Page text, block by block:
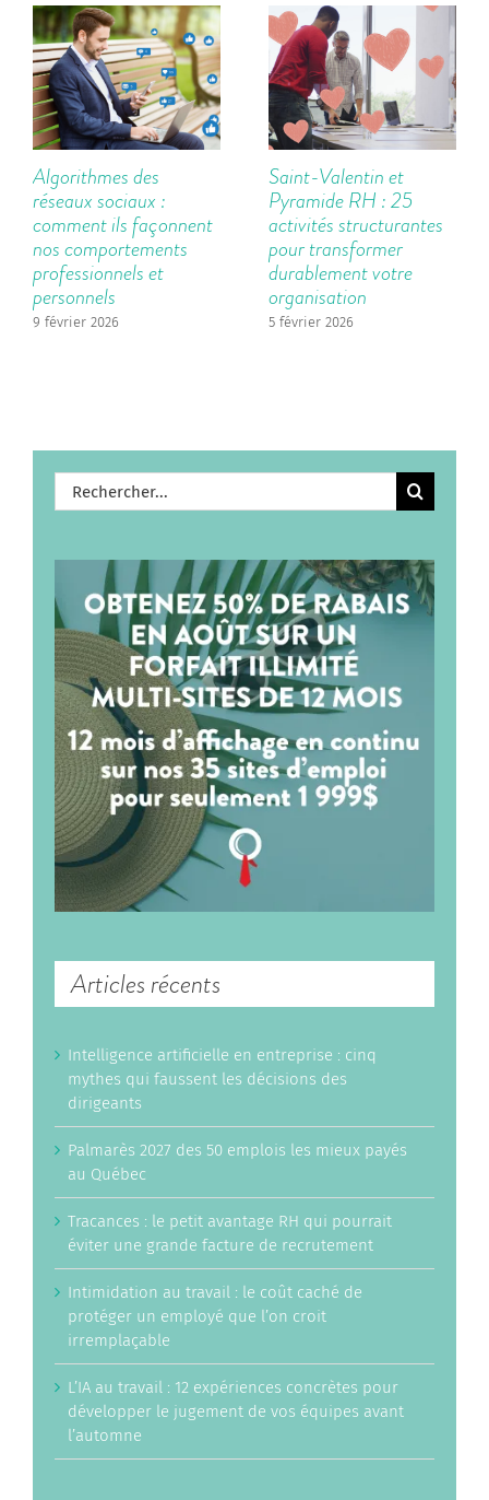
Algorithmes des
réseaux sociaux :
comment ils façonnent
nos comportements
professionnels et
personnels
9 février 2026
Saint-Valentin et
Pyramide RH : 25
activités structurantes
pour transformer
durablement votre
organisation
5 février 2026
Rechercher:
Articles récents
Intelligence artificielle en entreprise : cinq
mythes qui faussent les décisions des
dirigeants
Palmarès 2027 des 50 emplois les mieux payés
au Québec
Tracances : le petit avantage RH qui pourrait
éviter une grande facture de recrutement
Intimidation au travail : le coût caché de
protéger un employé que l’on croit
irremplaçable
L’IA au travail : 12 expériences concrètes pour
développer le jugement de vos équipes avant
l’automne